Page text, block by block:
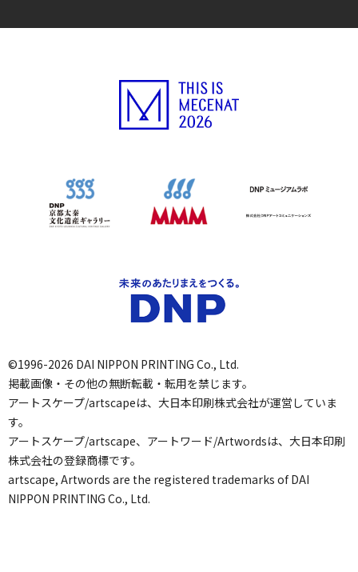
©1996-2026 DAI NIPPON PRINTING Co., Ltd.
掲載画像・その他の無断転載・転用を禁じます。
アートスケープ/artscapeは、大日本印刷株式会社が運営していま
す。
アートスケープ/artscape、アートワード/Artwordsは、大日本印刷
株式会社の登録商標です。
artscape, Artwords are the registered trademarks of DAI
NIPPON PRINTING Co., Ltd.